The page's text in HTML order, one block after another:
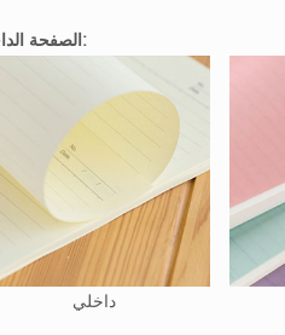
الصفحة الداخلية:
داخلي